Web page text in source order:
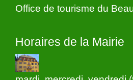
Office de tourisme du
Horaires de la Mairie